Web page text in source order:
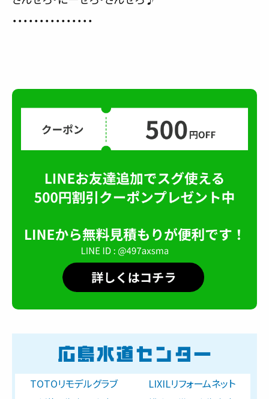
・・・・・・・・・・・・・・・
TOTOリモデルグラブ
LIXILリフォームネット